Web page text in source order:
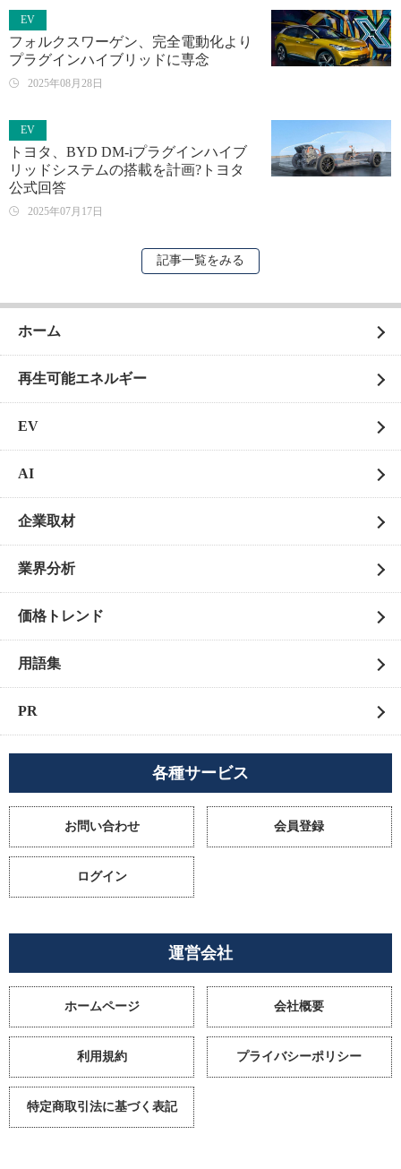
EV
フォルクスワーゲン、完全電動化より
プラグインハイブリッドに専念
2025年08月28日
EV
トヨタ、BYD DM-iプラグインハイブ
リッドシステムの搭載を計画?トヨタ
公式回答
2025年07月17日
記事一覧をみる
ホーム
再生可能エネルギー
EV
AI
企業取材
業界分析
価格トレンド
用語集
PR
各種サービス
お問い合わせ 会員登録
ログイン
運営会社
ホームページ 会社概要
利用規約 プライバシーポリシー
特定商取引法に基づく表記